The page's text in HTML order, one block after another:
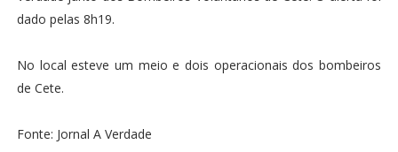
dado pelas 8h19.
No local esteve um meio e dois operacionais dos bombeiros
de Cete.
Fonte: Jornal A Verdade